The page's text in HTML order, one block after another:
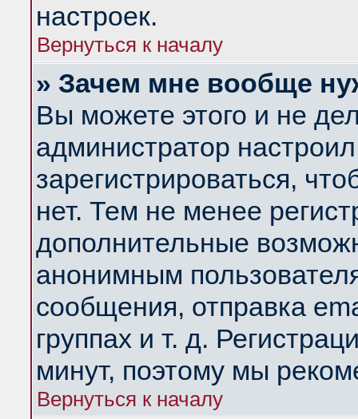
настроек.
Вернуться к началу
» Зачем мне вообще
Вы можете этого и не
администратор
зарегистрироваться,
нет. Тем не менее
дополнительные
анонимным
сообщения, отправка
группах и т. д.
минут, поэтому мы
Вернуться к началу